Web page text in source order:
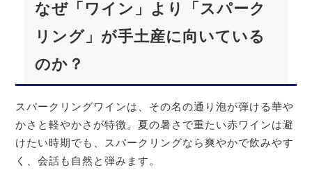
なぜ「ワイン」より「スパーク
リング」が手土産に向いている
のか？
スパークリングワインは、その名の通り泡が弾ける華や
かさと軽やかさが特徴。夏の暑さで重たい赤ワインは避
けたい時期でも、スパークリングなら爽やかで飲みやす
く、会話も自然と弾みます。